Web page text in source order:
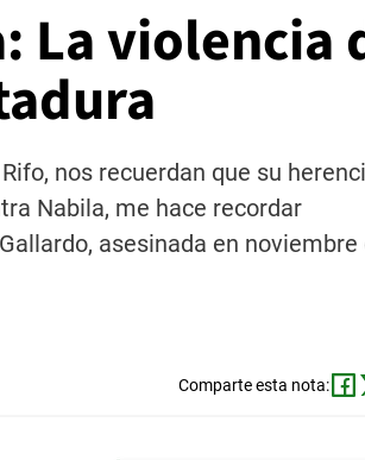
La violencia
nos recuerdan que su
Nabila, me hace recordar
asesinada en noviembre
Comparte esta nota: